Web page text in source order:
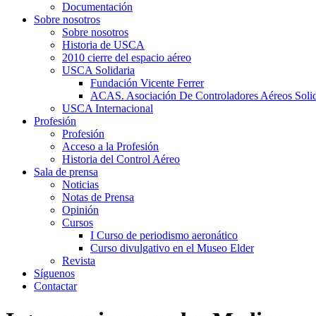
Documentación
Sobre nosotros
Sobre nosotros
Historia de USCA
2010 cierre del espacio aéreo
USCA Solidaria
Fundación Vicente Ferrer
ACAS. Asociación De Controladores Aéreos
USCA Internacional
Profesión
Profesión
Acceso a la Profesión
Historia del Control Aéreo
Sala de prensa
Noticias
Notas de Prensa
Opinión
Cursos
I Curso de periodismo aeronático
Curso divulgativo en el Museo Elder
Revista
Síguenos
Contactar